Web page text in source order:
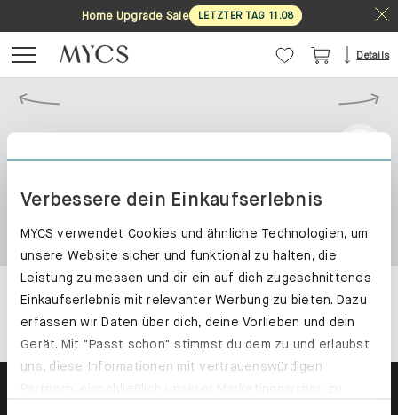
Verbessere dein Einkaufserlebnis
MYCS verwendet Cookies und ähnliche Technologien, um
unsere Website sicher und funktional zu halten, die
Leistung zu messen und dir ein auf dich zugeschnittenes
Einkaufserlebnis mit relevanter Werbung zu bieten. Dazu
erfassen wir Daten über dich, deine Vorlieben und dein
Gerät. Mit "Passt schon" stimmst du dem zu und erlaubst
uns, diese Informationen mit vertrauenswürdigen
Home Upgrade Sale LETZTER TAG 11 .08
Details